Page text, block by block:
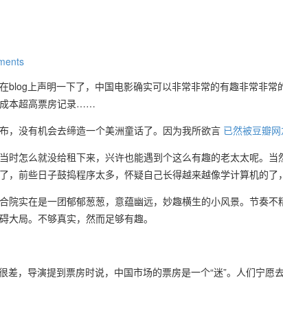
blog上声明一下了，中国电影确实可以非常非常的有趣非常非常
成本超高票房记录……
，没有机会去缔造一个美洲童话了。因为我所欲言 已然被豆瓣
时怎么就没给租下来，兴许也能遇到个这么有趣的老太太呢。
前些日子鼓捣程序太多，怀疑自己长得越来越像学计算机的了
院实在是一团郁郁葱葱，意蕴幽远，妙趣横生的小风景。节奏
局。不够真实，然而足够有趣。
，导演提到票房时说，中国市场的票房是一个“迷”。人们宁愿